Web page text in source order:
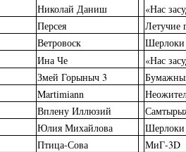
Николай Даниш
«Нас
Персея
Летучие
Ветровоск
Шерлоки
Ина Че
«Нас
Змей Горыныч 3
Martimiann
Вплену Иллюзий
Юлия Михайлова
Шерлоки
Птица-Сова
МиГ-3D